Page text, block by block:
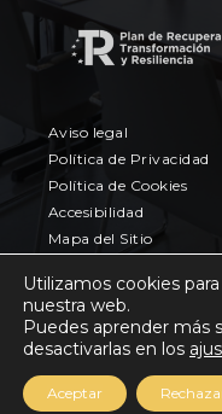
Aviso legal
Política de Privacidad
Política de Cookies
Accesibilidad
Mapa del Sitio
© 2026 Eventos
Diseño y
Diseño y
Utilizamos cookies
nuestra web.
Puedes aprender más
desactivarlas en los
Aceptar